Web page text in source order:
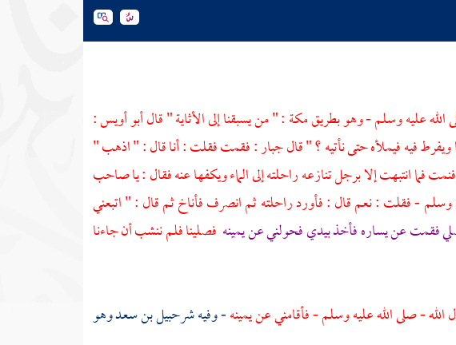
الله عليه وسلم - وهو بطريقمكة: " من يسبقنا إلى الأثاية " قالأبو أويس:
فيه فيملأه حتى نأتيه ؟ " قالجبار: فقمت فقلت : أنا قال : " اذهب "
فما انتبهت إلا برجل تنازعه راحلته إلى الماء ويكفها عنه فقال : يا صاحب
- فقلت : نعم قال : فأورد راحلته ثم انصرف فأناخ ثم قال : " اتبعني
فقمت عن يساره فأخذ بيدي فحولني عن يمينه فصلينا فلم ننشب أن جاءنا
- صلى الله عليه وسلم - فأقامني عن يمينه- وفيهشرحبيل بن سعدوهو